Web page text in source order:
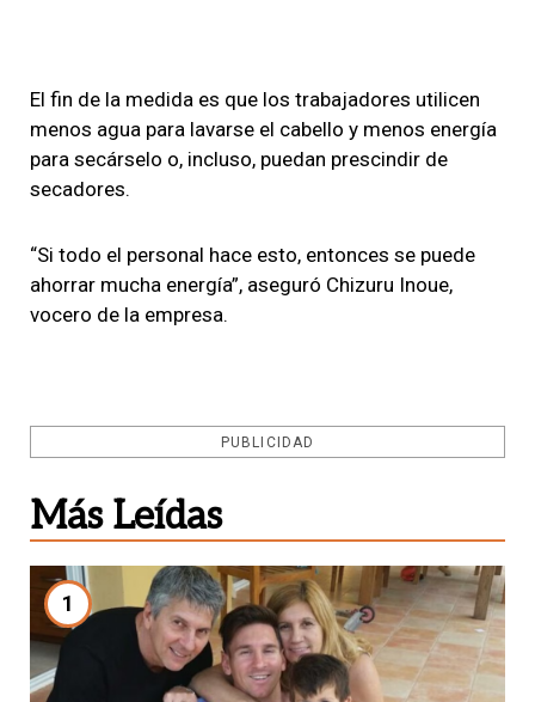
El fin de la medida es que los trabajadores utilicen
menos agua para lavarse el cabello y menos energía
para secárselo o, incluso, puedan prescindir de
secadores.
“Si todo el personal hace esto, entonces se puede
ahorrar mucha energía”, aseguró Chizuru Inoue,
vocero de la empresa.
PUBLICIDAD
Más Leídas
1